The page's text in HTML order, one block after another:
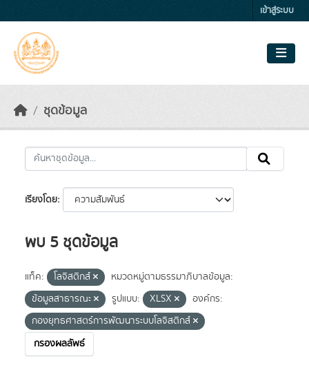
เข้าสู่ระบบ
ชุดข้อมูล
เรียงโดย
พบ 5 ชุดข้อมูล
แท็ค: โลจิสติกส์
หมวดหมู่ตามธรรมาภิบาลข้อมูล:
ข้อมูลสาธารณะ
รูปแบบ: XLSX
องค์กร:
กองยุทธศาสตร์การพัฒนาระบบโลจิสติกส์
กรองผลลัพธ์